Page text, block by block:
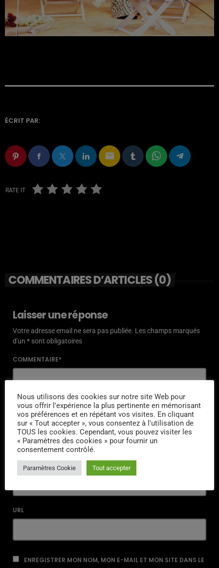
ÉCRIT PAR:
email
RATE IT
COMMENTAIRES D’ARTICLES (0)
Laisser une réponse
Votre adresse email ne sera pas publiée. Les champs marqués
d'un * sont obligatoires
COMMENTAIRE*
NOM*
EMAIL*
URL
ENREGISTRER MON NOM, MON E-MAIL ET MON SITE DANS LE
Nous utilisons des cookies sur notre site Web pour
vous offrir l'expérience la plus pertinente en mémorisant
vos préférences et en répétant vos visites. En cliquant
sur « Tout accepter », vous consentez à l'utilisation de
TOUS les cookies. Cependant, vous pouvez visiter les
« Paramètres des cookies » pour fournir un
consentement contrôlé.
Paramètres Cookie Tout accepter